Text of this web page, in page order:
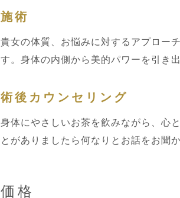
施術
貴女の体質、お悩みに対するアプロー
す。身体の内側から美的パワーを引き
術後カウンセリング
身体にやさしいお茶を飲みながら、心
とがありましたら何なりとお話をお聞
価格